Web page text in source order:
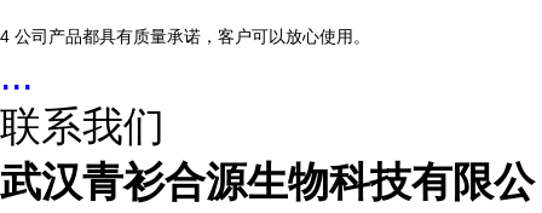
4 公司产品都具有质量承诺，客户可以放心使用。
...
联系我们
武汉青衫合源生物科技有限公